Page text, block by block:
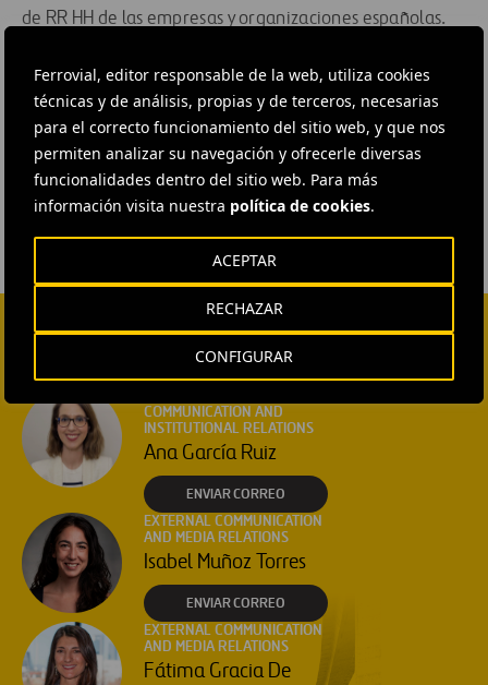
Ferrovial, editor responsable de la web, utiliza cookies
técnicas y de análisis, propias y de terceros, necesarias
para el correcto funcionamiento del sitio web, y que nos
permiten analizar su navegación y ofrecerle diversas
funcionalidades dentro del sitio web. Para más
información visita nuestra política de cookies.
CONFIGURAR
RECHAZAR
ACEPTAR
de RR HH de las empresas y organizaciones españolas.
#Personas y equipo #Premios # Recursos humanos
CONTACTA CON NOSOTROS
COMMUNICATION AND
INSTITUTIONAL RELATIONS
Ana García Ruiz
ENVIAR CORREO
EXTERNAL COMMUNICATION
AND MEDIA RELATIONS
Isabel Muñoz Torres
ENVIAR CORREO
EXTERNAL COMMUNICATION
AND MEDIA RELATIONS
Fátima Gracia De